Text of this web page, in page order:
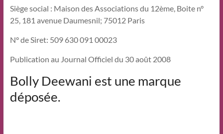
Siège social : Maison des Associations du 12ème, Boite n°
25, 181 avenue Daumesnil; 75012 Paris
N° de Siret: 509 630 091 00023
Publication au Journal Officiel du 30 août 2008
Bolly Deewani est une marque
déposée.